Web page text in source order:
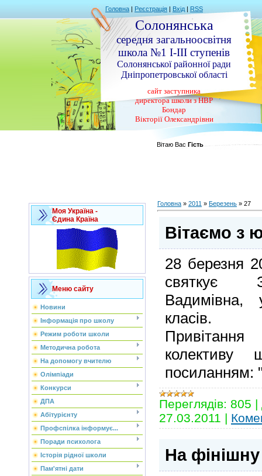
Головна | Реєстрація | Вхід | RSS
Солонянська
середня загальноосвітня
школа №1 І-ІІІ ступенів
Солонянської районної ради
Дніпропетровської області
сайт заступника
директора школи з НВР
Бондар
Вікторії Олександрівни
Вітаю Вас Гість
Моя Україна -
Єдина Країна
Меню сайту
Новини
Інформація про школу
Режим роботи школи
Методична робота
На допомогу вчителю
Олімпіади
Конкурси
ДПА
Абітурієнту
Профспілка інформує...
Поради психолога
Історія рідної школи
Пам'ятні дати
Головна » 2011 » Березень » 27
Вітаємо з
28 березня
святкує
Вадимівна,
класів.
посиланням:
Переглядів: 805 |
27.03.2011 |
На